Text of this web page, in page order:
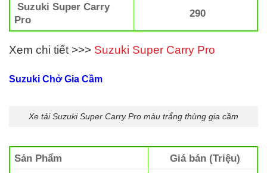
Suzuki Super Carry
Pro
290
Xem chi tiết >>> Suzuki Super Carry Pro
Suzuki Chở Gia Cầm
Xe tải Suzuki Super Carry Pro màu trắng thùng gia cầm
Sản Phẩm
Giá bán (Triệu)